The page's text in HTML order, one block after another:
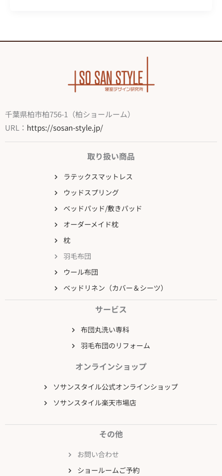
取り扱い商品
ラテックスマットレス
ウッドスプリング
ベッドパッド/敷きパッド
オーダーメイド枕
枕
羽毛布団
ウール布団
ベッドリネン（カバー＆シーツ）
サービス
布団丸洗い専科
羽毛布団のリフォーム
オンラインショップ
ソサンスタイル公式オンラインショップ
ソサンスタイル楽天市場店
その他
お問い合わせ
ショールームご予約
千葉県柏市柏756-1（柏ショールーム）
URL： https://sosan-style.jp/